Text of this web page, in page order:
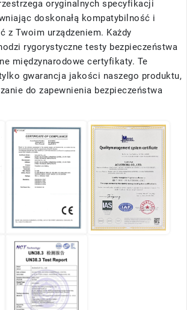
oryginalnych specyfikacji
doskonałą kompatybilność i
z Twoim urządzeniem. Każdy
rygorystyczne testy bezpieczeństwa
międzynarodowe certyfikaty. Te
gwarancja jakości naszego produktu,
do zapewnienia bezpieczeństwa